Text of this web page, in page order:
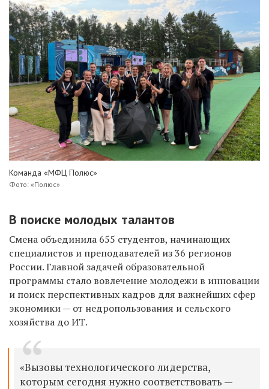
Команда «МФЦ Полюс»
Фото: «Полюс»
В поиске молодых талантов
Смена объединила 655 студентов, начинающих
специалистов и преподавателей из 36 регионов
России. Главной задачей образовательной
программы стало вовлечение молодежи в инновации
и поиск перспективных кадров для важнейших сфер
экономики — от недропользования и сельского
хозяйства до ИТ.
«Вызовы технологического лидерства,
которым сегодня нужно соответствовать —